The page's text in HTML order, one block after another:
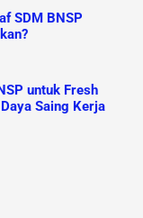
SDM BNSP
untuk Fresh
Saing Kerja